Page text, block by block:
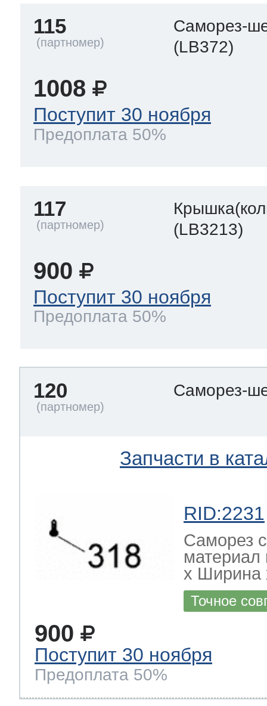
115
Саморез-
(LB372)
1008
Поступит 30 ноября
Предоплата 50%
117
(LB3213)
900
Поступит 30 ноября
Предоплата 50%
120 Саморез-
Запчасти в
RID:2231
Саморез
х Ширина
Точное
900
Поступит 30 ноября
Предоплата 50%